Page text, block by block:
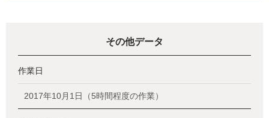
その他データ
作業日
2017年10月1日（5時間程度の作業）